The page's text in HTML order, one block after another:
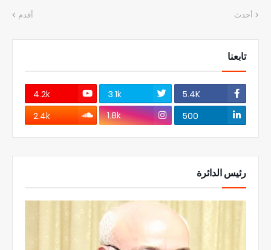
أحدث أقدم
تابعنا
5.4K
3.1k
4.2k
500
1.8k
2.4k
رئيس الدائرة